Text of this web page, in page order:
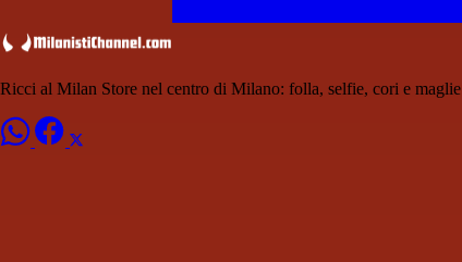
Ricci al Milan Store nel centro di Milano: folla, selfie, cori e maglie